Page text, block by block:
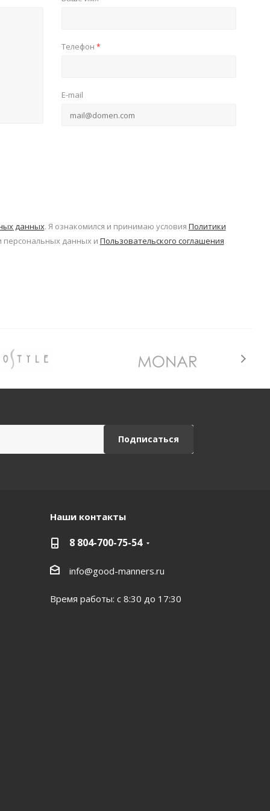
Телефон *
E-mail
данных. Я ознакомился и принимаю условия Политики
данных и Пользовательского соглашения
Наши контакты
8 804-700-75-54
info@good-manners.ru
Время работы: с 8:30 до 17:30